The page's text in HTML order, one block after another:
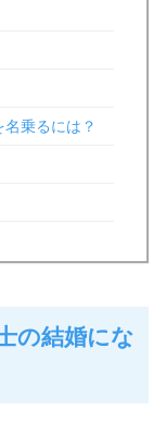
名乗るには？
の結婚にな